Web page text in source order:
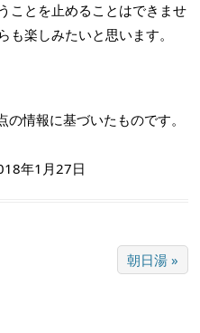
ことを止めることはできませ
楽しみたいと思います。
情報に基づいたものです。
年1月27日
朝日湯 »